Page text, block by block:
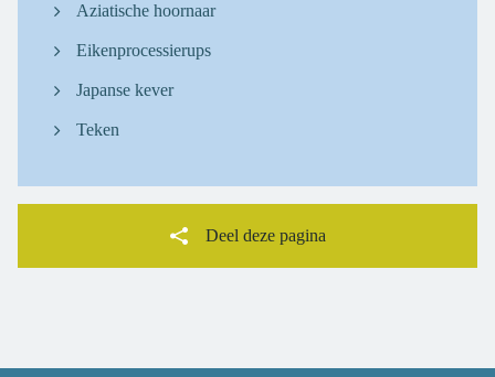
Aziatische hoornaar
Eikenprocessierups
Japanse kever
Teken
Deel deze pagina
FacebookTwitter